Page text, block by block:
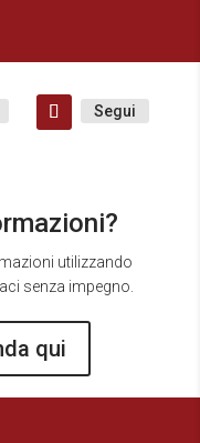
Segui
utilizzando
senza impegno.
qui